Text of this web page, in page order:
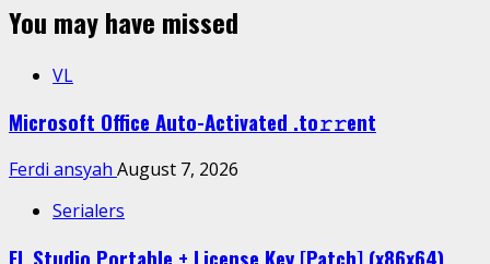
You may have missed
VL
Microsoft Office Auto-Activated .tо𝚛𝚛еnt
Ferdi ansyah August 7, 2026
Serialers
FL Studio Portable + License Key [Patch] (x86x64)